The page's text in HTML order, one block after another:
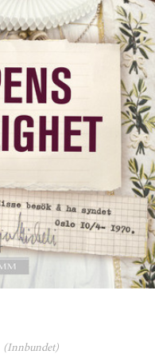
(Innbundet)